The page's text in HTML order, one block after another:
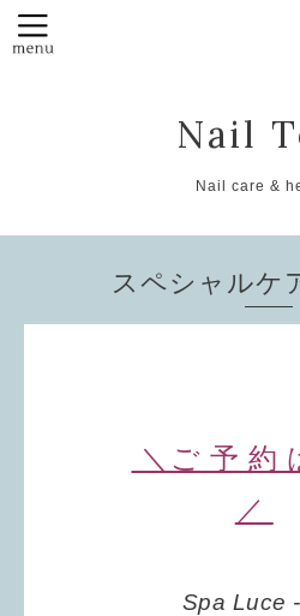
Nail
Nail care &
スペシャルケ
＼ご 予 約
／
Spa Luce